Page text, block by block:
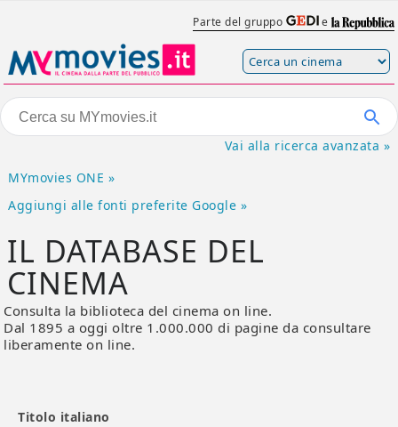
Parte del gruppo e
Vai alla ricerca avanzata »
MYmovies ONE »
Aggiungi alle fonti preferite Google »
IL DATABASE DEL
CINEMA
Consulta la biblioteca del cinema on line.
Dal 1895 a oggi oltre 1.000.000 di pagine da consultare
liberamente on line.
Titolo italiano